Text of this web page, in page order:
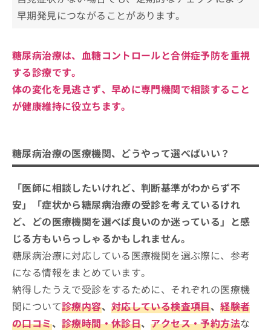
感染症にかかりやすい
4．治療方針の説明と同意
早期発見につながることがあります。
糖尿病治療は、血糖コントロールと合併症予防を重視
する診療です。
体の変化を見逃さず、早めに専門機関で相談すること
が健康維持に役立ちます。
糖尿病治療の医療機関、どうやって選べばいい？
「医師に相談したいけれど、判断基準がわからず不
安」「症状から糖尿病治療の受診を考えているけれ
ど、どの医療機関を選べば良いのか迷っている」と感
じる方もいらっしゃるかもしれません。
糖尿病治療に対応している医療機関を選ぶ際に、参考
になる情報をまとめています。
納得したうえで受診をするために、それぞれの医療機
関について診療内容、 対応している検査項目、経験者
の口コミ、 診療時間・休診日、アクセス・予約方法な